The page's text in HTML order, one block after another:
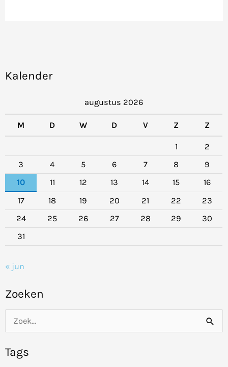
Kalender
augustus 2026
M D W D V Z Z
1
2
3
4 5 6 7 8
9
10
11 12 13 14 15
16
17
18 19 20 21 22
23
24
25 26 27 28 29
30
31
« jun
Zoeken
e
Tags